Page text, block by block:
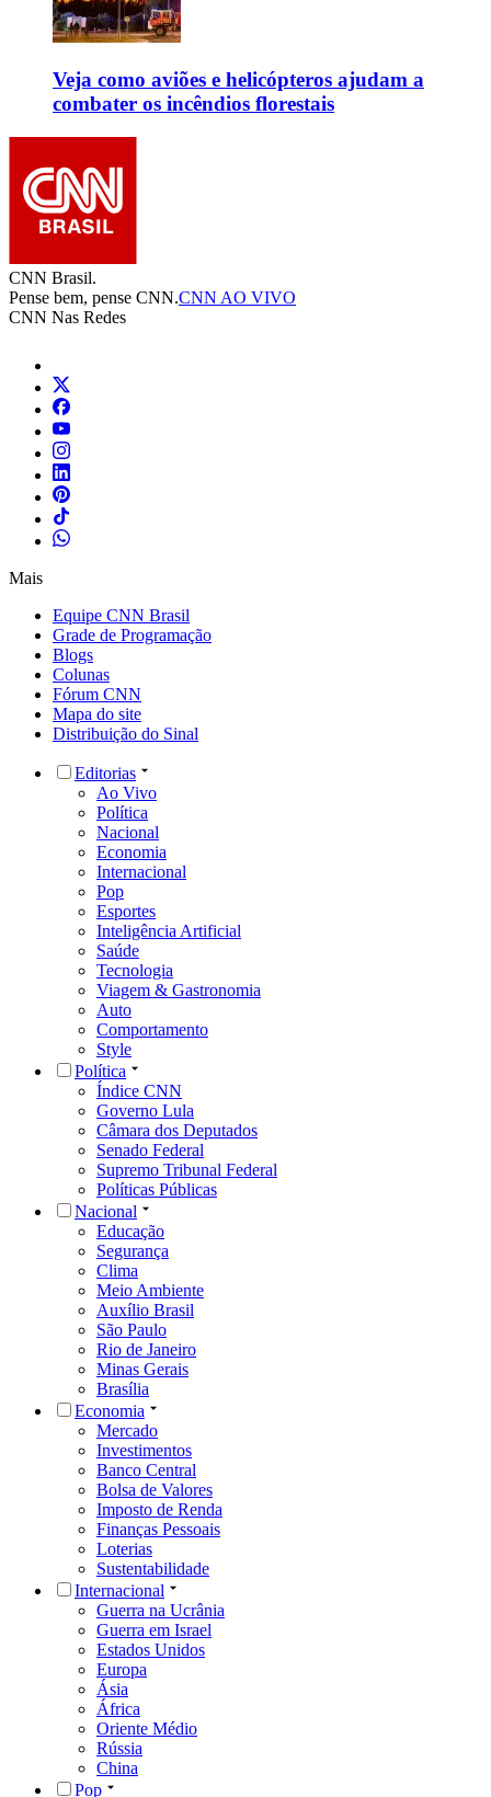
Veja como aviões e helicópteros ajudam a
combater os incêndios florestais
CNN Brasil.
Pense bem, pense CNN.CNN AO VIVO
CNN Nas Redes
Mais
Equipe CNN Brasil
Grade de Programação
Blogs
Colunas
Fórum CNN
Mapa do site
Distribuição do Sinal
Editorias
Ao Vivo
Política
Nacional
Economia
Internacional
Pop
Esportes
Inteligência Artificial
Saúde
Tecnologia
Viagem & Gastronomia
Auto
Comportamento
Style
Política
Índice CNN
Governo Lula
Câmara dos Deputados
Senado Federal
Supremo Tribunal Federal
Políticas Públicas
Nacional
Educação
Segurança
Clima
Meio Ambiente
Auxílio Brasil
São Paulo
Rio de Janeiro
Minas Gerais
Brasília
Economia
Mercado
Investimentos
Banco Central
Bolsa de Valores
Imposto de Renda
Finanças Pessoais
Loterias
Sustentabilidade
Internacional
Guerra na Ucrânia
Guerra em Israel
Estados Unidos
Europa
Ásia
África
Oriente Médio
Rússia
China
Pop